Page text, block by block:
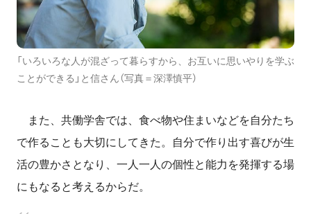
「いろいろな人が混ざって暮らすから、お互いに思いやりを学ぶ
ことができる」と信さん（写真＝深澤慎平）
また、共働学舎では、食べ物や住まいなどを自分たち
で作ることも大切にしてきた。自分で作り出す喜びが生
活の豊かさとなり、一人一人の個性と能力を発揮する場
にもなると考えるからだ。